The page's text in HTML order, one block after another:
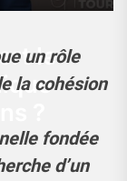
le
?
un rôle
la cohésion
fondée
d’un